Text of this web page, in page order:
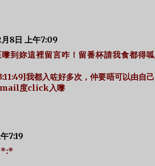
8日 上午7:09
到妳這裡留言咋！留番杯請我食都得呱
我都入咗好多次，仲要唔可以由自己
mail度click入嚟
7:19
*:*